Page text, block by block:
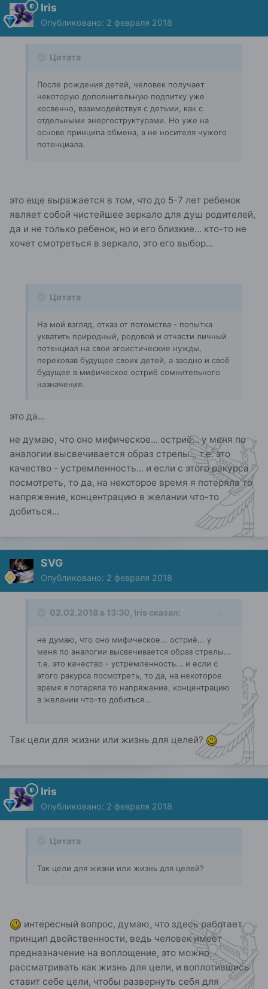
Iris
Опубликовано: 2 февраля 2018
Цитата
После рождения детей, человек получает
некоторую дополнительную подпитку уже
косвенно, взаимодействуя с детьми, как с
отдельными энергоструктурами. Но уже на
основе принципа обмена, а не носителя чужого
потенциала.
это еще выражается в том, что до 5-7 лет ребенок
являет собой чистейшее зеркало для душ родителей,
да и не только ребенок, но и его близкие... кто-то не
хочет смотреться в зеркало, это его выбор...
Цитата
На мой взгляд, отказ от потомства - попытка
ухватить природный, родовой и отчасти личный
потенциал на свои эгоистические нужды,
перековав будущее своих детей, а заодно и своё
будущее в мифическое остриё сомнительного
назначения.
это да...
не думаю, что оно мифическое... остриё... у меня по
аналогии высвечивается образ стрелы... т.е. это
качество - устремленность... и если с этого ракурса
посмотреть, то да, на некоторое время я потеряла то
напряжение, концентрацию в желании что-то
добиться...
SVG
Опубликовано: 2 февраля 2018
02.02.2018 в 13:30, Iris сказал:
не думаю, что оно мифическое... остриё... у
меня по аналогии высвечивается образ стрелы...
т.е. это качество - устремленность... и если с
этого ракурса посмотреть, то да, на некоторое
время я потеряла то напряжение, концентрацию
в желании что-то добиться...
Так цели для жизни или жизнь для целей?
Iris
Опубликовано: 2 февраля 2018
Цитата
Так цели для жизни или жизнь для целей?
интересный вопрос, думаю, что здесь работает
принцип двойственности, ведь человек имеет
предназначение на воплощение, это можно
рассматривать как жизнь для цели, и воплотившись
ставит себе цели, чтобы развернуть себя для